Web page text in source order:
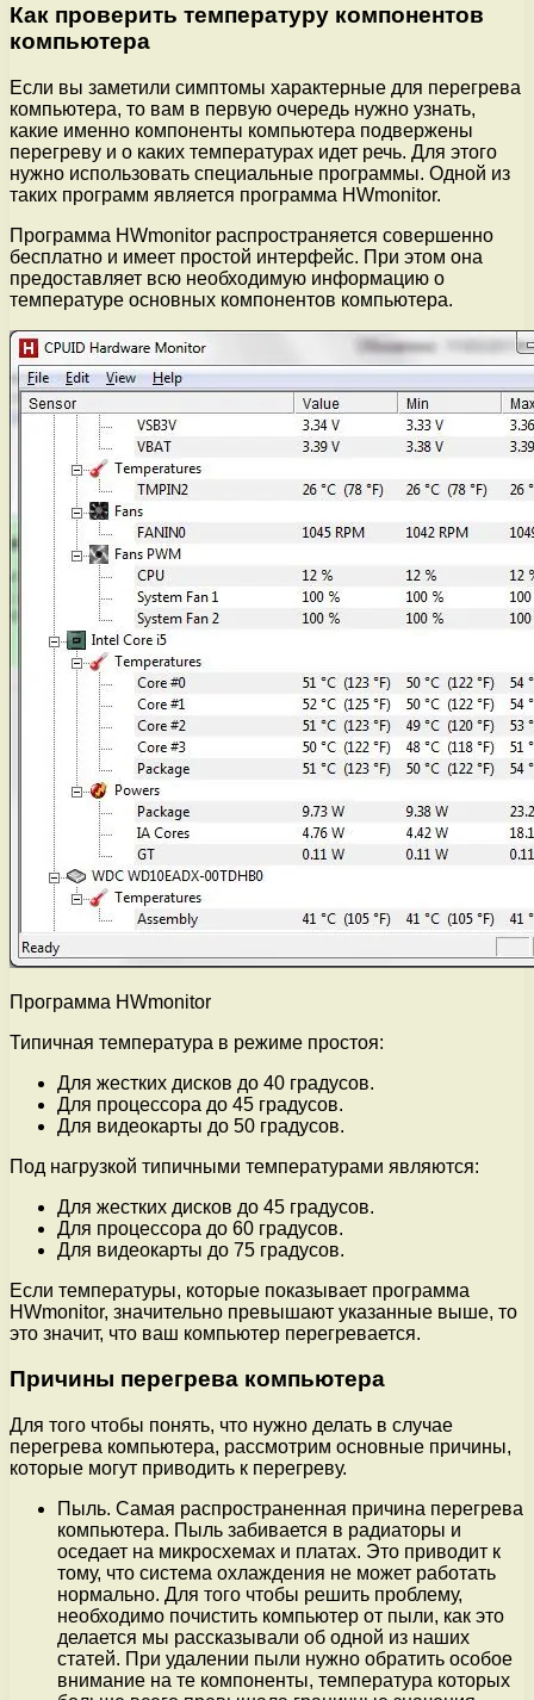
Как проверить температуру компонентов
компьютера
Если вы заметили симптомы характерные для перегрева
компьютера, то вам в первую очередь нужно узнать,
какие именно компоненты компьютера подвержены
перегреву и о каких температурах идет речь. Для этого
нужно использовать специальные программы. Одной из
таких программ является программа HWmonitor.
Программа HWmonitor распространяется совершенно
бесплатно и имеет простой интерфейс. При этом она
предоставляет всю необходимую информацию о
температуре основных компонентов компьютера.
Программа HWmonitor
Типичная температура в режиме простоя:
Для жестких дисков до 40 градусов.
Для процессора до 45 градусов.
Для видеокарты до 50 градусов.
Под нагрузкой типичными температурами являются:
Для жестких дисков до 45 градусов.
Для процессора до 60 градусов.
Для видеокарты до 75 градусов.
Если температуры, которые показывает программа
HWmonitor, значительно превышают указанные выше, то
это значит, что ваш компьютер перегревается.
Причины перегрева компьютера
Для того чтобы понять, что нужно делать в случае
перегрева компьютера, рассмотрим основные причины,
которые могут приводить к перегреву.
Пыль. Самая распространенная причина перегрева
компьютера. Пыль забивается в радиаторы и
оседает на микросхемах и платах. Это приводит к
тому, что система охлаждения не может работать
нормально. Для того чтобы решить проблему,
необходимо почистить компьютер от пыли, как это
делается мы рассказывали об одной из наших
статей. При удалении пыли нужно обратить особое
внимание на те компоненты, температура которых